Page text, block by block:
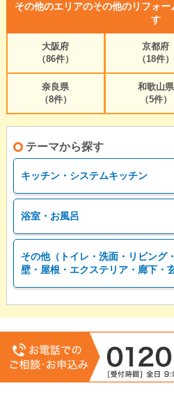
その他のエリアのその他のリフォ
す
大阪府
（86件）
京都府
（18件）
奈良県
（8件）
和歌山県
（5件）
テーマから探す
キッチン・システムキッチン
浴室・お風呂
その他（トイレ・洗面・リビング
壁・屋根・エクステリア・廊下・玄